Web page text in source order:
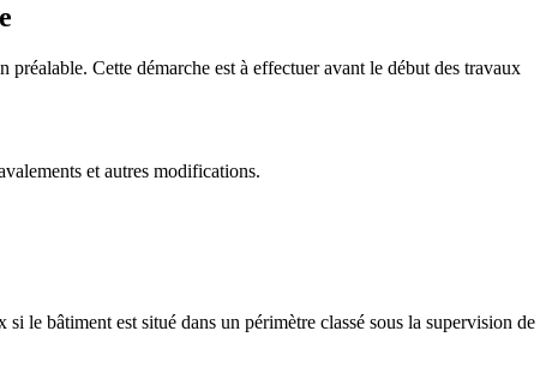
Cette démarche est à effectuer avant le début des travaux
et autres modifications.
le bâtiment est situé dans un périmètre classé sous la supervision de